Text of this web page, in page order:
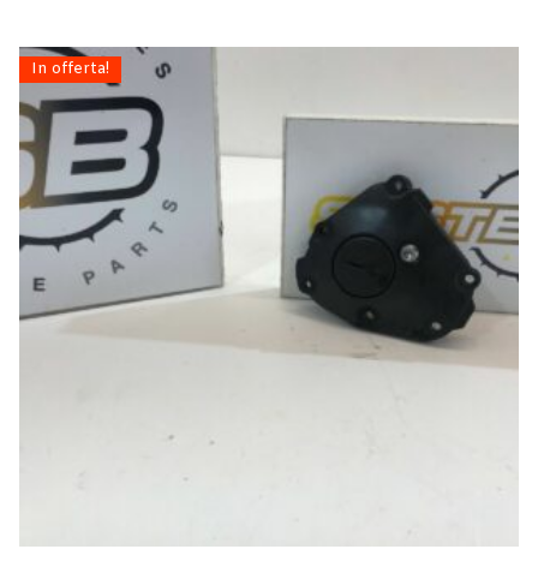
In offerta!